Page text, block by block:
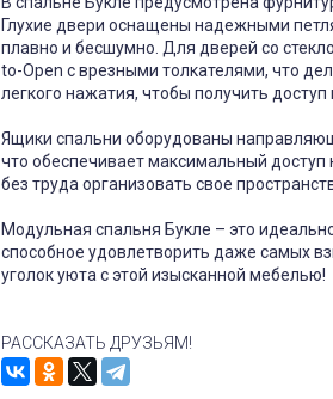
Глухие двери оснащены надежными
плавно и бесшумно. Для дверей со
to-Open с врезными толкателями, что
легкого нажатия, чтобы получить
Ящики спальни оборудованы
что обеспечивает максимальный
без труда организовать свое
Модульная спальня Букле – это
способное удовлетворить даже самых
уголок уюта с этой изысканной мебелью!
РАССКАЗАТЬ ДРУЗЬЯМ!